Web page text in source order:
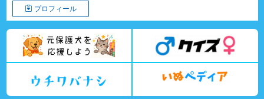
プロフィール